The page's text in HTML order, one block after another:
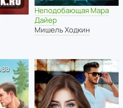
Неподобающая Мара
Дайер
Мишель Ходкин